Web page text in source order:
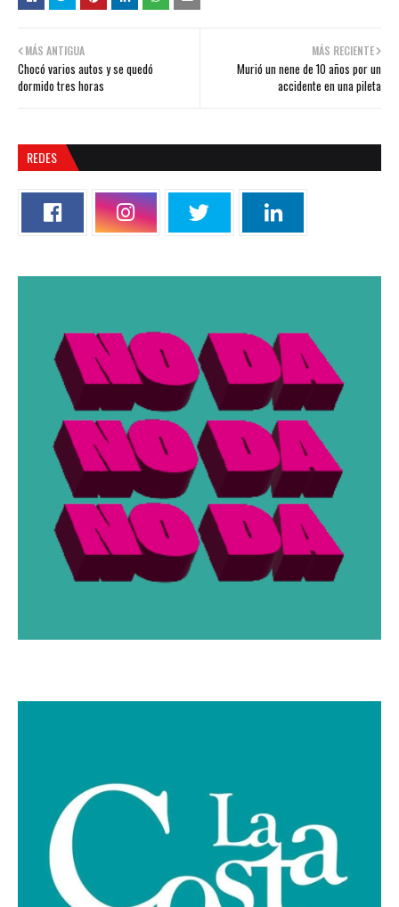
MÁS RECIENTE
Murió un nene de 10 años por un
accidente en una pileta
MÁS ANTIGUA
Chocó varios autos y se quedó
dormido tres horas
REDES